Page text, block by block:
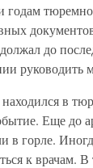
годам
до
руководить
в
Еще до
в горле.
к врачам. В